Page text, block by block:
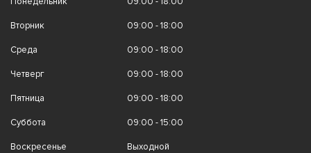
Вторник 09:00 - 18:00
Среда 09:00 - 18:00
Четверг 09:00 - 18:00
Пятница 09:00 - 18:00
Суббота 09:00 - 15:00
Воскресенье Выходной